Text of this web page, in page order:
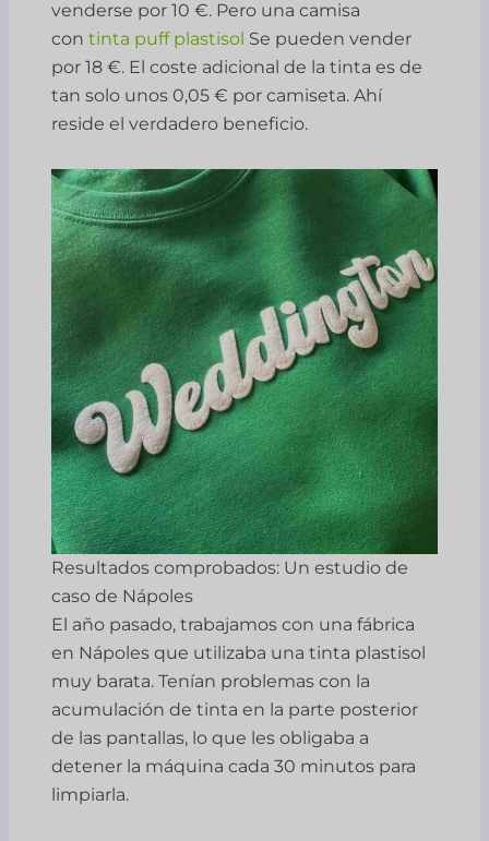
venderse por 10 €. Pero una camisa
continta puff plastisol Se pueden vender
por 18 €. El coste adicional de la tinta es de
tan solo unos 0,05 € por camiseta. Ahí
reside el verdadero beneficio.
Resultados comprobados: Un estudio de
caso de Nápoles
El año pasado, trabajamos con una fábrica
en Nápoles que utilizaba una tinta plastisol
muy barata. Tenían problemas con la
acumulación de tinta en la parte posterior
de las pantallas, lo que les obligaba a
detener la máquina cada 30 minutos para
limpiarla.